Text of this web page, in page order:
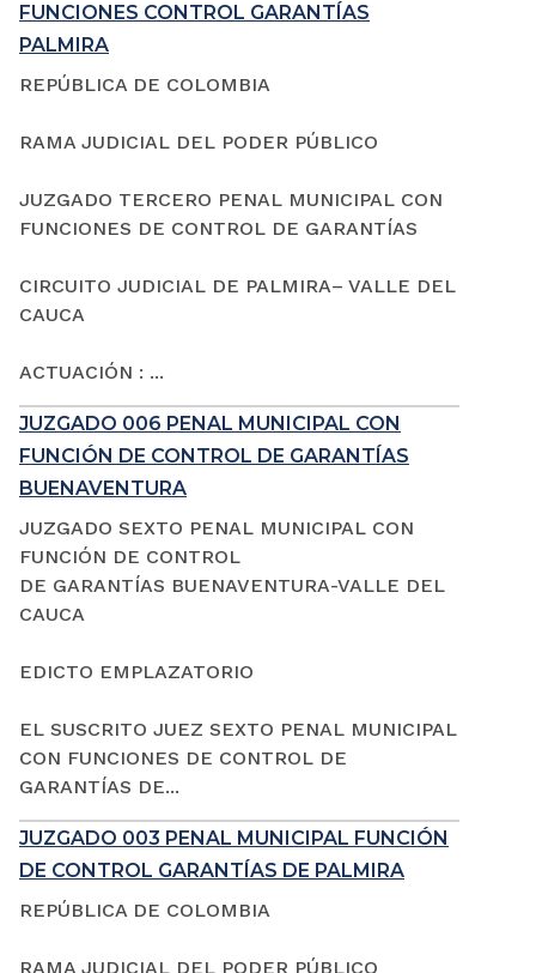
FUNCIONES CONTROL GARANTÍAS
PALMIRA
REPÚBLICA DE COLOMBIA
RAMA JUDICIAL DEL PODER PÚBLICO
JUZGADO TERCERO PENAL MUNICIPAL CON
FUNCIONES DE CONTROL DE GARANTÍAS
CIRCUITO JUDICIAL DE PALMIRA– VALLE DEL
CAUCA
ACTUACIÓN : ...
JUZGADO 006 PENAL MUNICIPAL CON
FUNCIÓN DE CONTROL DE GARANTÍAS
BUENAVENTURA
JUZGADO SEXTO PENAL MUNICIPAL CON
FUNCIÓN DE CONTROL
DE GARANTÍAS BUENAVENTURA-VALLE DEL
CAUCA
EDICTO EMPLAZATORIO
EL SUSCRITO JUEZ SEXTO PENAL MUNICIPAL
CON FUNCIONES DE CONTROL DE
GARANTÍAS DE...
JUZGADO 003 PENAL MUNICIPAL FUNCIÓN
DE CONTROL GARANTÍAS DE PALMIRA
REPÚBLICA DE COLOMBIA
RAMA JUDICIAL DEL PODER PÚBLICO